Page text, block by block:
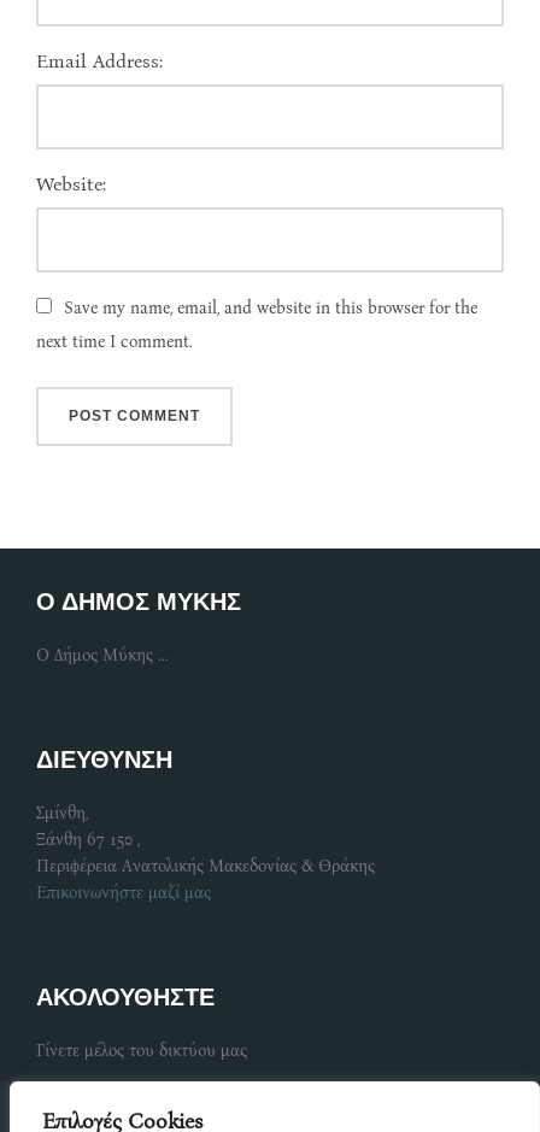
Επιλογές Cookies
Email Address:
Website:
Save my name, email, and website in this browser for the
next time I comment.
Ο ΔΗΜΟΣ ΜΥΚΗΣ
Ο Δήμος Μύκης ...
ΔΙΕΥΘΥΝΣΗ
Σμίνθη,
Ξάνθη 67 150 ,
Περιφέρεια Ανατολικής Μακεδονίας & Θράκης
Επικοινωνήστε μαζί μας
ΑΚΟΛΟΥΘΗΣΤΕ
Γίνετε μέλος του δικτύου μας